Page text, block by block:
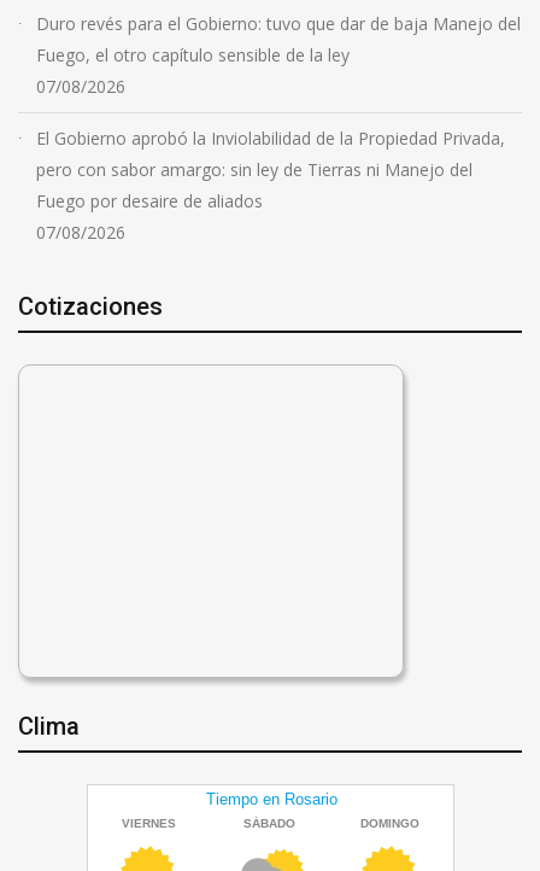
Duro revés para el Gobierno: tuvo que dar de baja Manejo del
Fuego, el otro capítulo sensible de la ley
07/08/2026
El Gobierno aprobó la Inviolabilidad de la Propiedad Privada,
pero con sabor amargo: sin ley de Tierras ni Manejo del
Fuego por desaire de aliados
07/08/2026
Cotizaciones
Clima